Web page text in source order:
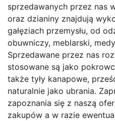
sprzedawanych przez nas
oraz dzianiny znajdują
gałęziach przemysłu, od
obuwniczy, meblarski,
Sprzedawane przez nas
stosowane są jako
także tyły kanapowe,
naturalnie jako ubrania.
zapoznania się z naszą
zakupów a w razie